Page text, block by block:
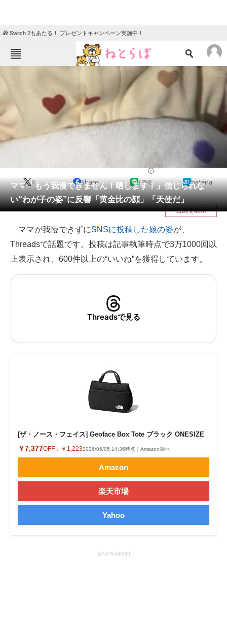
🎁 Switch 2もあたる！ プレゼントキャンペーン実施中！
TOP ニュース
エンタメ クイズ
グルメ 地域
住まい
会員記事
メディア
注目記事を集めた総合ページ
ITの今と未来を見通す
好きが集まる 比べて選べる
企業ITのトレンドを詳説
経営リーダーのコミュニティ
ITエンジニア向け専門サイト
企業向けIT製品の総合サイト
製造業のIT導入・活用を支援
エレクトロニクス専門サイト
ママ「もう我慢できません！晒します！」信じられな
い“わが子の姿”に反響「黄金比の顔」「天使だ」
X Share LINE hatena
目次を表示
ママが我慢できずにSNSに投稿した娘の姿が、
Threadsで話題です。投稿は記事執筆時点で3万1000回以
上表示され、600件以上の“いいね”を獲得しています。
Threadsで見る
[ザ・ノース・フェイス] Geoface Box Tote ブラック ONESIZE
￥7,377OFF： ￥1,2232026/06/05 14:36時点｜Amazon調べ
Amazon
楽天市場
Yahoo
advertisement